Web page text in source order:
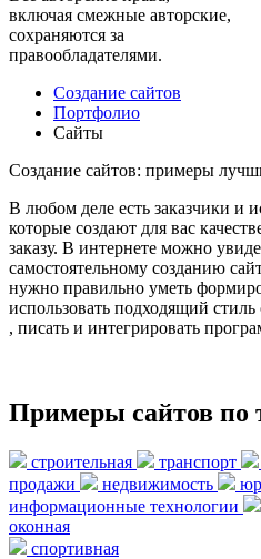
включая смежные авторские,
сохраняются за
правообладателями.
Создание сайтов
Портфолио
Сайты
Создание сайтов: примеры
В любом деле есть заказчики и
которые создают для вас
заказу. В интернете можно
самостоятельному созданию
нужно правильно уметь
использовать подходящий
, писать и интегрировать
Примеры сайтов по
строительная транспорт
продажи
недвижимость
информационные технологии
оконная
спортивная